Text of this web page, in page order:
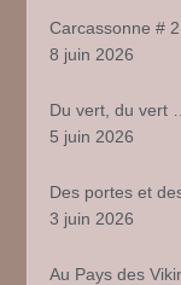
Carcassonne # 2
8 juin 2026
Du vert, du vert
5 juin 2026
Des portes et
3 juin 2026
Au Pays des